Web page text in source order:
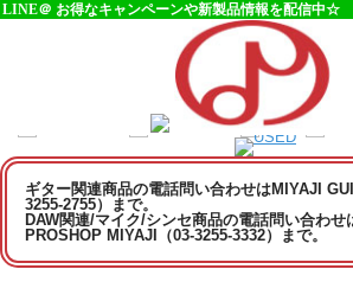
LINE＠ お得なキャンペーンや新製品情報を配信中☆
ギター関連商品の電話問い合わせはMIYAJI
3255-2755）まで。
DAW関連/マイク/シンセ商品の電話問い合わせ
PROSHOP MIYAJI（03-3255-3332）まで。